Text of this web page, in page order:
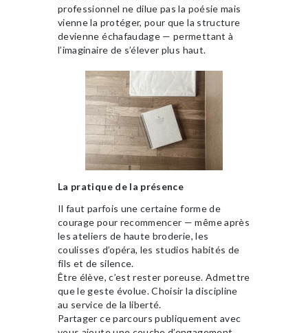
professionnel ne dilue pas la poésie mais
vienne la protéger, pour que la structure
devienne échafaudage — permettant à
l’imaginaire de s’élever plus haut.
La pratique de la présence
Il faut parfois une certaine forme de
courage pour recommencer — même après
les ateliers de haute broderie, les
coulisses d’opéra, les studios habités de
fils et de silence.
Être élève, c’est rester poreuse. Admettre
que le geste évolue. Choisir la discipline
au service de la liberté.
Partager ce parcours publiquement avec